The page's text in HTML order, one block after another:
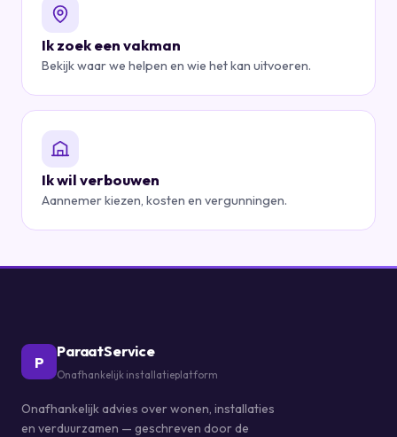
Ik zoek een vakman
Bekijk waar we helpen en wie het kan uitvoeren.
Ik wil verbouwen
Aannemer kiezen, kosten en vergunningen.
P
ParaatService
Onafhankelijk installatieplatform
Onafhankelijk advies over wonen, installaties
en verduurzamen — geschreven door de